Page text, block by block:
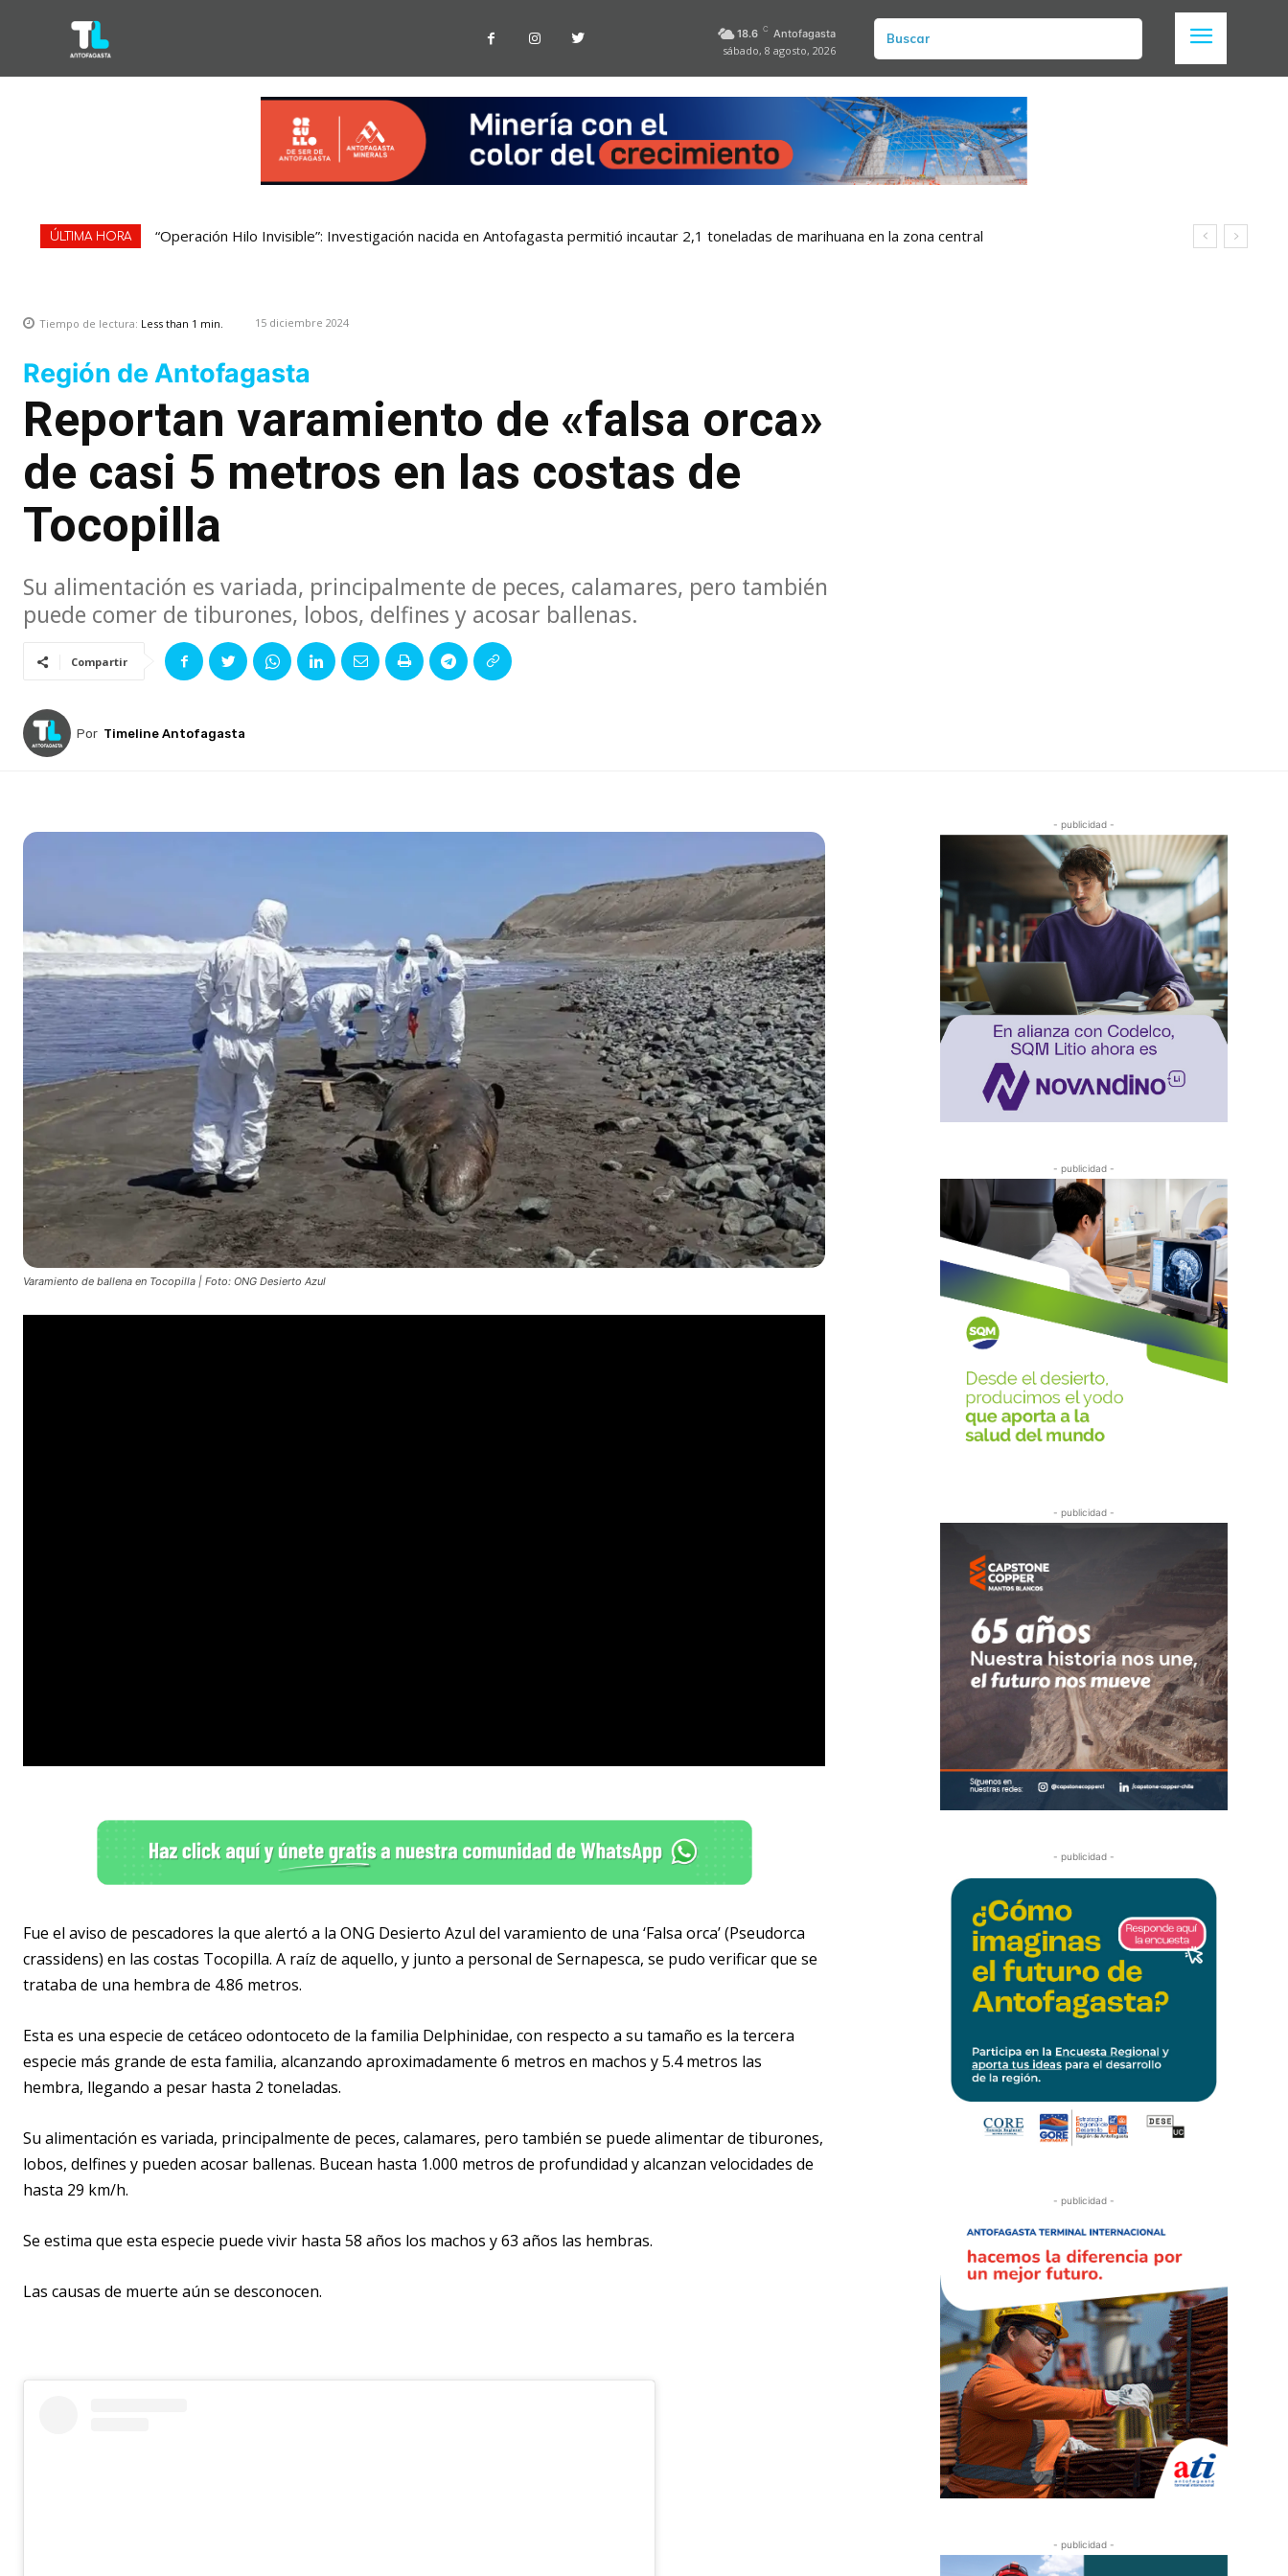
18.6 C Antofagasta
sábado, 8 agosto, 2026
Buscar
ÚLTIMA HORA “Operación Hilo Invisible”: Investigación nacida en Antofagasta permitió incautar 2,1 toneladas de marihuana en la zona central
Tiempo de lectura: Less than 1 min. 15 diciembre 2024
Región de Antofagasta
Reportan varamiento de «falsa orca»
de casi 5 metros en las costas de
Tocopilla
Su alimentación es variada, principalmente de peces, calamares, pero también
puede comer de tiburones, lobos, delfines y acosar ballenas.
Compartir
Por Timeline Antofagasta
Varamiento de ballena en Tocopilla | Foto: ONG Desierto Azul
Fue el aviso de pescadores la que alertó a la ONG Desierto Azul del varamiento de una ‘Falsa orca’ (Pseudorca
crassidens) en las costas Tocopilla. A raíz de aquello, y junto a personal de Sernapesca, se pudo verificar que se
trataba de una hembra de 4.86 metros.
Esta es una especie de cetáceo odontoceto de la familia Delphinidae, con respecto a su tamaño es la tercera
especie más grande de esta familia, alcanzando aproximadamente 6 metros en machos y 5.4 metros las
hembra, llegando a pesar hasta 2 toneladas.
Su alimentación es variada, principalmente de peces, calamares, pero también se puede alimentar de tiburones,
lobos, delfines y pueden acosar ballenas. Bucean hasta 1.000 metros de profundidad y alcanzan velocidades de
hasta 29 km/h.
Se estima que esta especie puede vivir hasta 58 años los machos y 63 años las hembras.
Las causas de muerte aún se desconocen.
- publicidad -
- publicidad -
- publicidad -
- publicidad -
- publicidad -
- publicidad -